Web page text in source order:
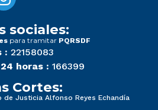
sociales:
para tramitar PQRSDF
: 22158083
horas : 166399
Cortes:
de Justicia Alfonso Reyes Echandía